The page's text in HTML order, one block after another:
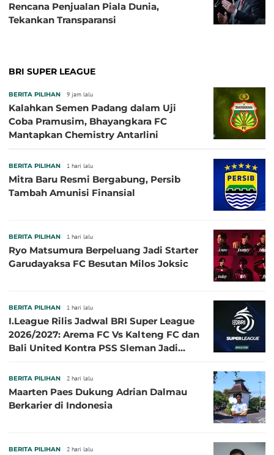
Rencana Penjualan Piala Dunia,
Tekankan Transparansi
BRI SUPER LEAGUE
BERITA PILIHAN 9 jam lalu
Kalahkan Semen Padang dalam Uji
Coba Pramusim, Bhayangkara FC
Mantapkan Chemistry Antarlini
BERITA PILIHAN 1 hari lalu
Mitra Baru Resmi Bergabung, Persib
Tambah Amunisi Finansial
BERITA PILIHAN 1 hari lalu
Ryo Matsumura Berpeluang Jadi Starter
Garudayaksa FC Besutan Milos Joksic
BERITA PILIHAN 1 hari lalu
I.League Rilis Jadwal BRI Super League
2026/2027: Arema FC Vs Kalteng FC dan
Bali United Kontra PSS Sleman Jadi
BERITA PILIHAN 2 hari lalu
Maarten Paes Dukung Adrian Dalmau
Berkarier di Indonesia
BERITA PILIHAN 2 hari lalu